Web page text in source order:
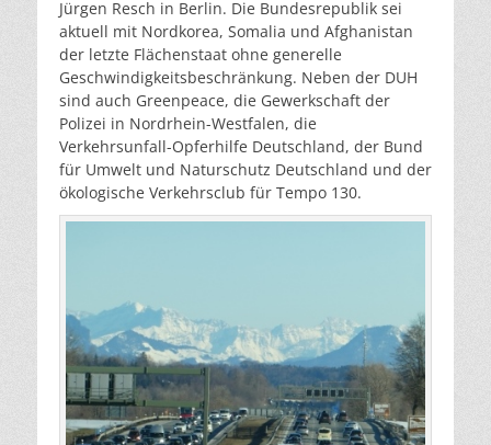
Jürgen Resch in Berlin. Die Bundesrepublik sei
aktuell mit Nordkorea, Somalia und Afghanistan
der letzte Flächenstaat ohne generelle
Geschwindigkeitsbeschränkung. Neben der DUH
sind auch Greenpeace, die Gewerkschaft der
Polizei in Nordrhein-Westfalen, die
Verkehrsunfall-Opferhilfe Deutschland, der Bund
für Umwelt und Naturschutz Deutschland und der
ökologische Verkehrsclub für Tempo 130.